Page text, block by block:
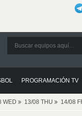
PROGRAMACIÓN TV
WED 13/08 THU 14/08